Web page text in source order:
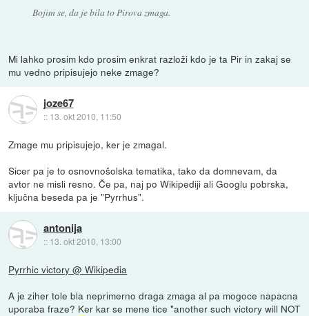
Bojim se, da je bila to Pirova zmaga.
Mi lahko prosim kdo prosim enkrat razloži kdo je ta Pir in zakaj se
mu vedno pripisujejo neke zmage?
joze67
:: 13. okt 2010, 11:50
Zmage mu pripisujejo, ker je zmagal.
Sicer pa je to osnovnošolska tematika, tako da domnevam, da
avtor ne misli resno. Če pa, naj po Wikipediji ali Googlu pobrska,
ključna beseda pa je "Pyrrhus".
antonija
:: 13. okt 2010, 13:00
Pyrrhic victory @ Wikipedia
A je ziher tole bla neprimerno draga zmaga al pa mogoce napacna
uporaba fraze? Ker kar se mene tice "another such victory will NOT